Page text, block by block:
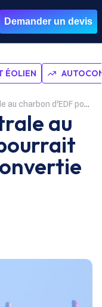
Demander un devis
ÉOLIEN
ne jamais être convertie à la biomasse
au